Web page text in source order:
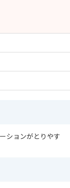
ションがとりやす